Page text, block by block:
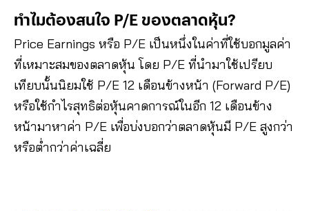
ทำไมต้องสนใจ P/E ของตลาดหุ้น?
Price Earnings หรือ P/E เป็นหนึ่งในค่าที่ใช้บอกมูลค่า
ที่เหมาะสมของตลาดหุ้น โดย P/E ที่นำมาใช้เปรียบ
เทียบนั้นนิยมใช้ P/E 12 เดือนข้างหน้า (Forward P/E)
หรือใช้กำไรสุทธิต่อหุ้นคาดการณ์ในอีก 12 เดือนข้าง
หน้ามาหาค่า P/E เพื่อบ่งบอกว่าตลาดหุ้นมี P/E สูงกว่า
หรือต่ำกว่าค่าเฉลี่ย